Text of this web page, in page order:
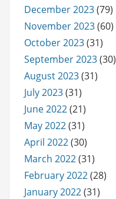
December 2023(79)
November 2023(60)
October 2023(31)
September 2023(30)
August 2023(31)
July 2023(31)
June 2022(21)
May 2022(31)
April 2022(30)
March 2022(31)
February 2022(28)
January 2022(31)